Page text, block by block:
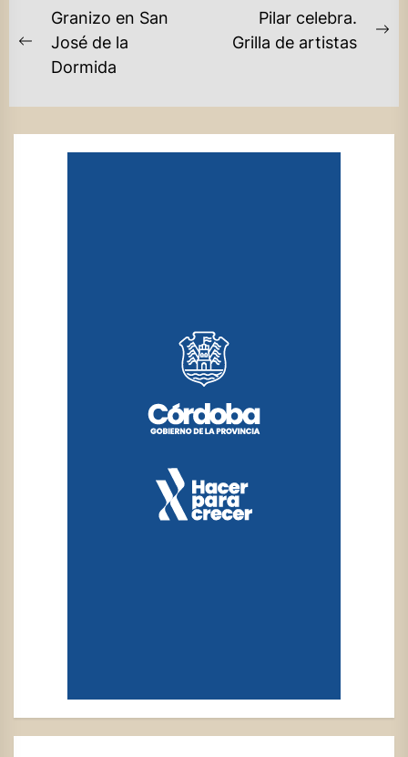
NAVEGACIÓN
DE
ENTRADAS
Previous
post:
Granizo en San
José de la
Dormida
Pilar celebra.
Grilla de artistas